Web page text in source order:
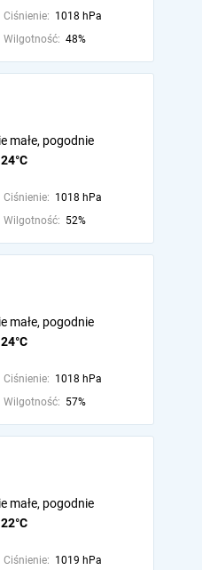
Ciśnienie: 1018 hPa
Wilgotność: 48%
24°C
małe, pogodnie
Ciśnienie: 1018 hPa
Wilgotność: 52%
24°C
małe, pogodnie
Ciśnienie: 1018 hPa
Wilgotność: 57%
22°C
małe, pogodnie
Ciśnienie: 1019 hPa